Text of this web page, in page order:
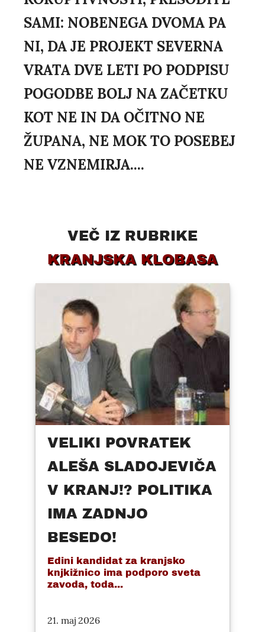
SAMI: NOBENEGA DVOMA PA
NI, DA JE PROJEKT SEVERNA
VRATA DVE LETI PO PODPISU
POGODBE BOLJ NA ZAČETKU
KOT NE IN DA OČITNO NE
ŽUPANA, NE MOK TO POSEBEJ
NE VZNEMIRJA....
VEČ IZ RUBRIKE
KRANJSKA KLOBASA
VELIKI POVRATEK
ALEŠA SLADOJEVIČA
V KRANJ!? POLITIKA
IMA ZADNJO
BESEDO!
Edini kandidat za kranjsko
knjkižnico ima podporo sveta
zavoda, toda...
21. maj 2026